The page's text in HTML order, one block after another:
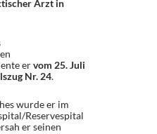
Arzt in
ervom 25. Juli
Nr. 24.
wurde er im
Reservespital
er seinen